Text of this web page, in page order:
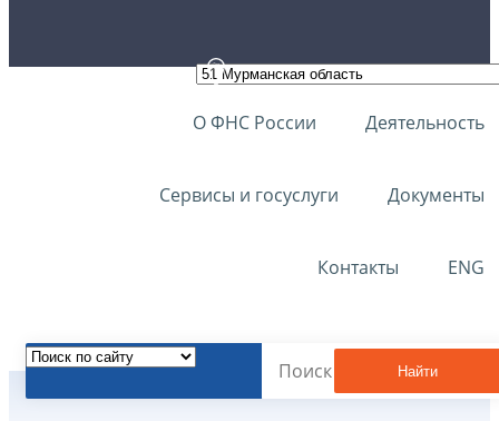
О ФНС России Деятельность
Сервисы и госуслуги Документы
Контакты ENG
Найти